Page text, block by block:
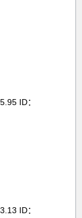
ID：
ID：